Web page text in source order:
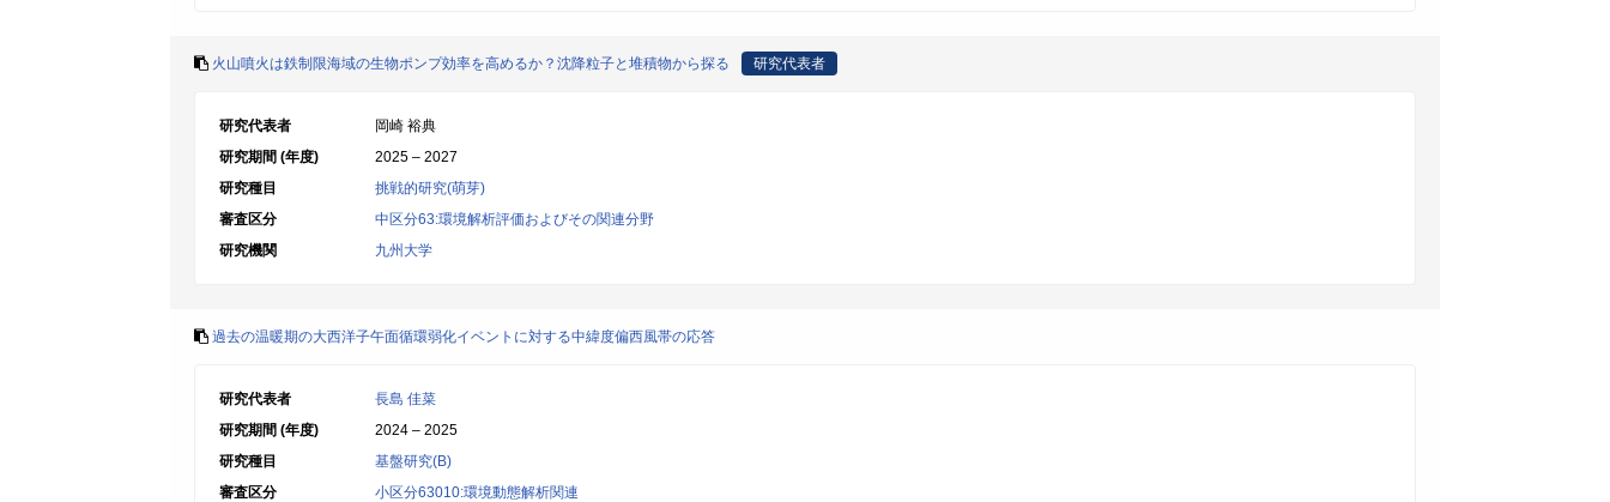
火山噴火は鉄制限海域の生物ポンプ効率を高めるか？沈降粒子と堆積物から探る 研究代表者
研究代表者
岡崎 裕典
研究期間 (年度)
2025 – 2027
研究種目
挑戦的研究(萌芽)
審査区分
中区分63:環境解析評価およびその関連分野
研究機関
九州大学
過去の温暖期の大西洋子午面循環弱化イベントに対する中緯度偏西風帯の応答
研究代表者
長島 佳菜
研究期間 (年度)
2024 – 2025
研究種目
基盤研究(B)
審査区分
小区分63010:環境動態解析関連